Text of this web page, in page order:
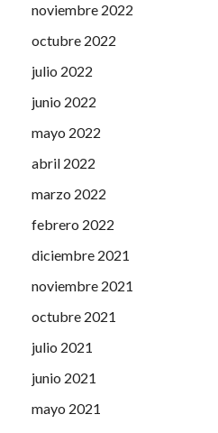
noviembre 2022
octubre 2022
julio 2022
junio 2022
mayo 2022
abril 2022
marzo 2022
febrero 2022
diciembre 2021
noviembre 2021
octubre 2021
julio 2021
junio 2021
mayo 2021